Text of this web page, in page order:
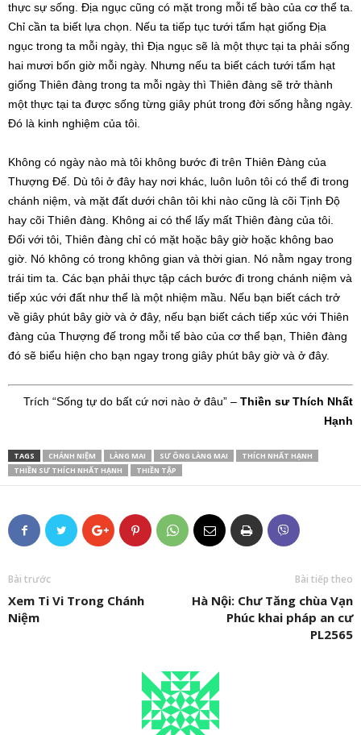
thực sự sống. Ðịa ngục cũng có mặt trong mỗi tế bào của cơ thể ta.
Chỉ cần ta biết lựa chọn. Nếu ta tiếp tục tưới tẩm hạt giống Ðịa
ngục trong ta mỗi ngày, thì Ðịa ngục sẽ là một thực tại ta phải sống
hai mươi bốn giờ mỗi ngày. Nhưng nếu ta biết cách tưới tẩm hạt
giống Thiên đàng trong ta mỗi ngày thì Thiên đàng sẽ trở thành
một thực tại ta được sống từng giây phút trong đời sống hằng ngày.
Ðó là kinh nghiệm của tôi.
Không có ngày nào mà tôi không bước đi trên Thiên Ðàng của
Thượng Ðế. Dù tôi ở đây hay nơi khác, luôn luôn tôi có thể đi trong
chánh niệm, và mặt đất dưới chân tôi khi nào cũng là cõi Tịnh Ðộ
hay cõi Thiên đàng. Không ai có thể lấy mất Thiên đàng của tôi.
Ðối với tôi, Thiên đàng chỉ có mặt hoặc bây giờ hoặc không bao
giờ. Nó không có trong không gian và thời gian. Nó nằm ngay trong
trái tim ta. Các bạn phải thực tập cách bước đi trong chánh niệm và
tiếp xúc với đất như thể là một nhiệm mầu. Nếu bạn biết cách trở
về giây phút bây giờ và ở đây, nếu bạn biết cách tiếp xúc với Thiên
đàng của Thượng đế trong mỗi tế bào của cơ thể bạn, Thiên đàng
đó sẽ biểu hiện cho bạn ngay trong giây phút bây giờ và ở đây.
Trích “Sống tự do bất cứ nơi nào ở đâu” – Thiền sư Thích Nhất
Hạnh
TAGS CHÁNH NIỆM LÀNG MAI SƯ ÔNG LÀNG MAI
THÍCH NHẤT HẠNH
THIỀN SƯ THÍCH NHẤT HẠNH
THIỀN TẬP
Bài trước
Xem Ti Vi Trong Chánh
Niệm
Bài tiếp theo
Hà Nội: Chư Tăng chùa Vạn
Phúc khai pháp an cư
PL2565